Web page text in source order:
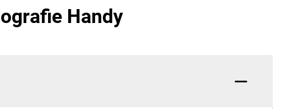
Handy